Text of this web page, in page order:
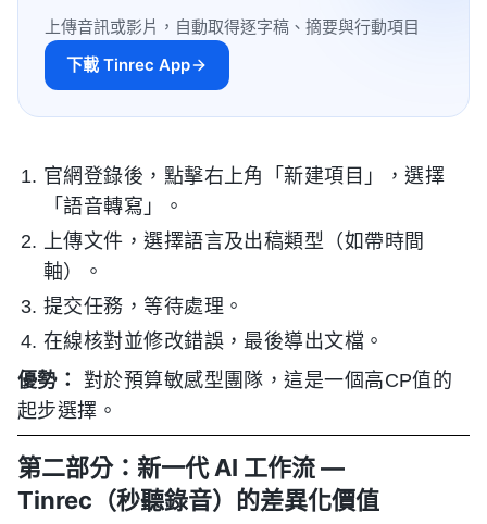
上傳音訊或影片，自動取得逐字稿、摘要與行動項目
下載 Tinrec App
官網登錄後，點擊右上角「新建項目」，選擇
「語音轉寫」。
上傳文件，選擇語言及出稿類型（如帶時間
軸）。
提交任務，等待處理。
在線核對並修改錯誤，最後導出文檔。
優勢：
對於預算敏感型團隊，這是一個高CP值的
起步選擇。
第二部分：新一代 AI 工作流 —
Tinrec（秒聽錄音）的差異化價值